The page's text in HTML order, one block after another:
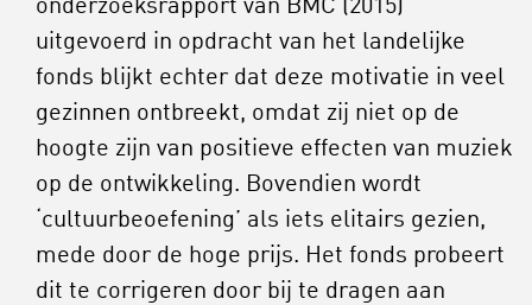
onderzoeksrapport van BMC (2015)
uitgevoerd in opdracht van het landelijke
fonds blijkt echter dat deze motivatie in veel
gezinnen ontbreekt, omdat zij niet op de
hoogte zijn van positieve effecten van muziek
op de ontwikkeling. Bovendien wordt
‘cultuurbeoefening’ als iets elitairs gezien,
mede door de hoge prijs. Het fonds probeert
dit te corrigeren door bij te dragen aan